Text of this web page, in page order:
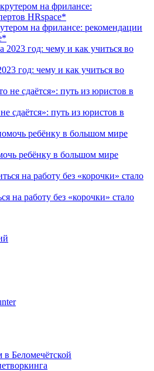
на фрилансе: рекомендации
год: чему и как учиться во
сдаётся»: путь из юристов в
ребёнку в большом мире
на работу без «корочки» стало
Беломечётской